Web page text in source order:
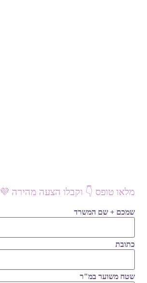
מלאו טופס 👇 וקבלו הצעה מהירה 💜
שמכם + שם המשרד
כתובת
שטח משוער במ"ר